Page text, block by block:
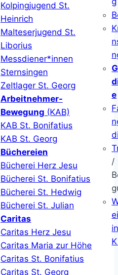
Kolpingjugend St.
Heinrich
Malteserjugend St.
Liborius
Messdiener*innen
Sternsingen
Zeltlager St. Georg
Arbeitnehmer-
Bewegung (KAB)
KAB St. Bonifatius
KAB St. Georg
Büchereien
Bücherei Herz Jesu
Bücherei St. Bonifatius
Bücherei St. Hedwig
Bücherei St. Julian
Caritas
Caritas Herz Jesu
Caritas Maria zur Höhe
Caritas St. Bonifatius
Caritas St. Georg
e
/